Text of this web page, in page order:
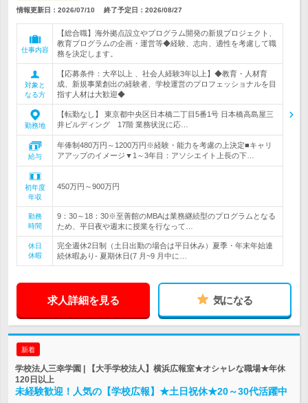
情報更新日：2026/07/10 終了予定日： 2026/08/27
仕事内容
【総合職】海外拠点設立やプログラム開発の新規プロジェクト、
教育プログラムの企画・運営等◆経験、志向、適性を考慮して職
務を決定します。
対象と
なる方
【応募条件：大卒以上 、社会人経験3年以上】◆教育・人材育
成、新規事業創出の経験者、学校運営のプロフェッショナルを目
指す人材は大歓迎◆
勤務地
【転勤なし】 東京都中央区日本橋二丁目5番1号 日本橋高島屋三
井ビルディング 17階 業務状況に応…
給与
年俸制480万円～1200万円※経験・能力を考慮の上決定■キャリ
アアップのイメージ▼1～3年目：アソシエイト上長の下…
初年度
年収
450万円～900万円
勤務
時間
9：30～18：30※至善館のMBAは業務継続型のプログラムとなる
ため、平日夜や週末に授業を行なって…
休日
休暇
完全週休2日制（土日出勤の場合は平日休み）夏季・年末年始連
続休暇あり- 夏期休日(7 月~9 月中に…
求人詳細を見る 気になる
新着
学校法人三幸学園 | 【大手学校法人】横浜広報室★オシャレな職場★年休
120日以上
未経験歓迎！人気の【学校広報】★土日祝休★20～30代活躍中